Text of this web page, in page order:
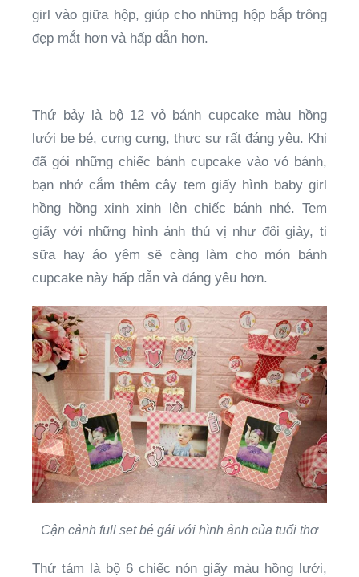
girl vào giữa hộp, giúp cho những hộp bắp trông
đẹp mắt hơn và hấp dẫn hơn.
Thứ bảy là bộ 12 vỏ bánh cupcake màu hồng
lưới be bé, cưng cưng, thực sự rất đáng yêu. Khi
đã gói những chiếc bánh cupcake vào vỏ bánh,
bạn nhớ cắm thêm cây tem giấy hình baby girl
hồng hồng xinh xinh lên chiếc bánh nhé. Tem
giấy với những hình ảnh thú vị như đôi giày, ti
sữa hay áo yêm sẽ càng làm cho món bánh
cupcake này hấp dẫn và đáng yêu hơn.
Cận cảnh full set bé gái với hình ảnh của tuổi thơ
Thứ tám là bộ 6 chiếc nón giấy màu hồng lưới,